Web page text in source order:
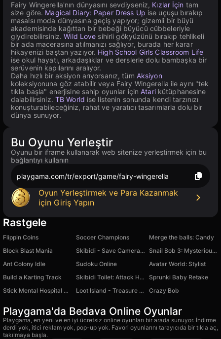
Fairy Wingerella'nın dünyasını sevdiyseniz, Kızlar İçin tam
size göre. Magical Diary: Paper Dress Up ise uçuşu bırakıp
masalsı moda dünyasına geçiş yapıyor; gizemli bir büyü
akademisinde kağıttan bir bebeği büyücü cübbeleriyle
giydirebilirsiniz.Wild Love sihirli gökyüzünü bırakıp tehlikeli
bir ada macerasına atılmanızı sağlıyor, burada her karar
hikayenizi baştan yazıyor. High School Girls Classroom Life
ise okul hayatı, arkadaşlıklar ve derslerle dolu bambaşka bir
serüvenin kapılarını aralıyor.
Daha hızlı bir aksiyon arıyorsanız, tüm Aksiyon
koleksiyonuna göz atabilir veya Fairy Wingerella ile aynı "tek
tıkla başla" enerjisine sahip oyunlar içinAtarikütüphanesine
dalabilirsiniz. TB World ise listenin sonunda kendi tarzınızı
konuşturabileceğiniz, rahat ve yaratıcı tasarımlarla dolu bir
dünya sunuyor.
Bu Oyunu Yerleştir
Oyunu bir iframe kullanarak web sitenize yerleştirmek için bu
bağlantıyı kullanın
playgama.com/tr/export/game/fairy-wingerella
Oyun Yerleştirmek ve Para Kazanmak
için Giriş Yapın
Rastgele
Flippin Coins Soccer Champions
Merge the balls: Candy
Block Blast Mania
Skibidi - Save Cameraman
Snail Bob 3: Mysterious Island
Ant Colony Idle
Sudoku Online
Avatar World: Stylist
Build a Karting Track
Skibidi Toilet: Attack Hole
Sprunki Baby Retake
Stick Mental Hospital Bunker War
Loot Island - Treasure Digger Crazy Bob
Playgama'da Bedava Online Oyunlar
Playgama, en yeni ve en iyi ücretsiz online oyunları bir arada sunuyor. İndirme
derdi yok, itici reklam yok, pop-up yok. Favori oyunlarını tarayıcıda bir tıkla aç,
takılmaya başla.